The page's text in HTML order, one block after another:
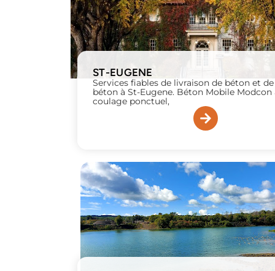
ST-EUGENE
Services fiables de livraison de béton et
béton à St-Eugene. Béton Mobile Modcon
coulage ponctuel,